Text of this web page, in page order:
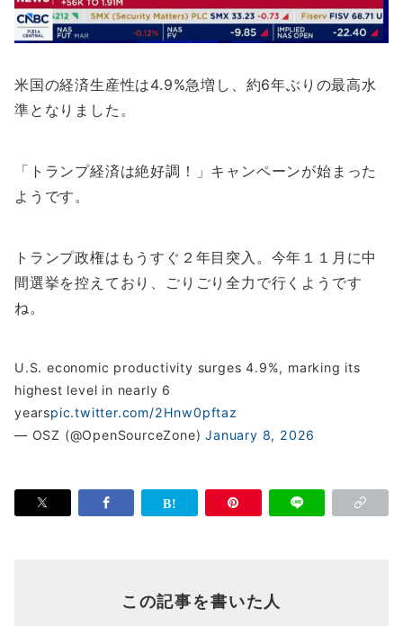
米国の経済生産性は4.9%急増し、約6年ぶりの最高水
準となりました。
「トランプ経済は絶好調！」キャンペーンが始まった
ようです。
トランプ政権はもうすぐ２年目突入。今年１１月に中
間選挙を控えており、ごりごり全力で行くようです
ね。
U.S. economic productivity surges 4.9%, marking its
highest level in nearly 6
yearspic.twitter.com/2Hnw0pftaz
— OSZ (@OpenSourceZone)January 8, 2026
この記事を書いた人